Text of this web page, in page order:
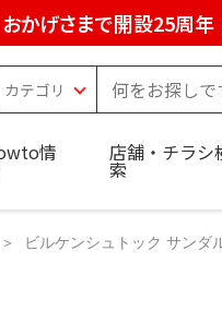
おかげさまで開設25周年
情 店舗・チラシ
索
ビルケンシュトック サンダ